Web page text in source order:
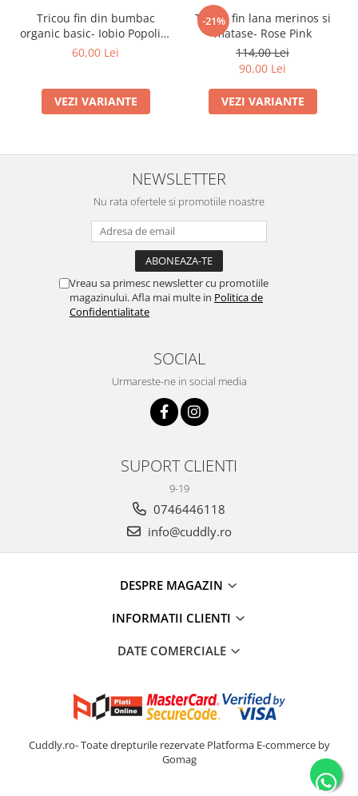
Tricou fin din bumbac
organic basic- Iobio Popolini
- Ecru
60,00 Lei
VEZI VARIANTE
-21%
Tricou fin lana merinos si
matase- Rose Pink
114,00 Lei
90,00 Lei
VEZI VARIANTE
NEWSLETTER
Nu rata ofertele si promotiile noastre
Vreau sa primesc newsletter cu promotiile
magazinului. Afla mai multe in Politica de
Confidentialitate
SOCIAL
Urmareste-ne in social media
SUPORT CLIENTI
9-19
0746446118
info@cuddly.ro
DESPRE MAGAZIN
INFORMATII CLIENTI
DATE COMERCIALE
Cuddly.ro- Toate drepturile rezervate Platforma E-commerce by
Gomag